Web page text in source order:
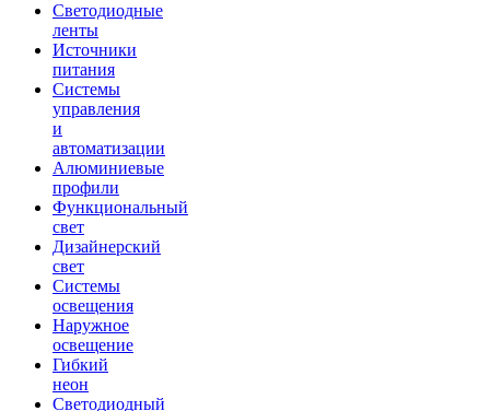
Светодиодные
ленты
Источники
питания
Системы
управления
и
автоматизации
Алюминиевые
профили
Функциональный
свет
Дизайнерский
свет
Системы
освещения
Наружное
освещение
Гибкий
неон
Светодиодный